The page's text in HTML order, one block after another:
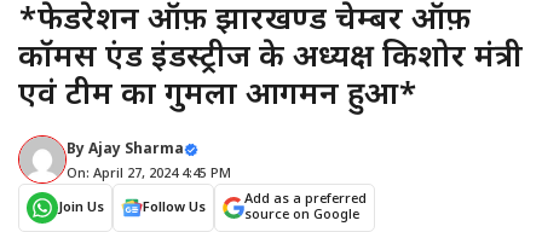
*फेडरेशन ऑफ़ झारखण्ड चेम्बर ऑफ़
कॉमर्स एंड इंडस्ट्रीज के अध्यक्ष किशोर मंत्री
एवं टीम का गुमला आगमन हुआ*
ByAjay Sharma
On: April 27, 2024 4:45 PM
Join Us
Follow Us
Add as a preferred
source on Google